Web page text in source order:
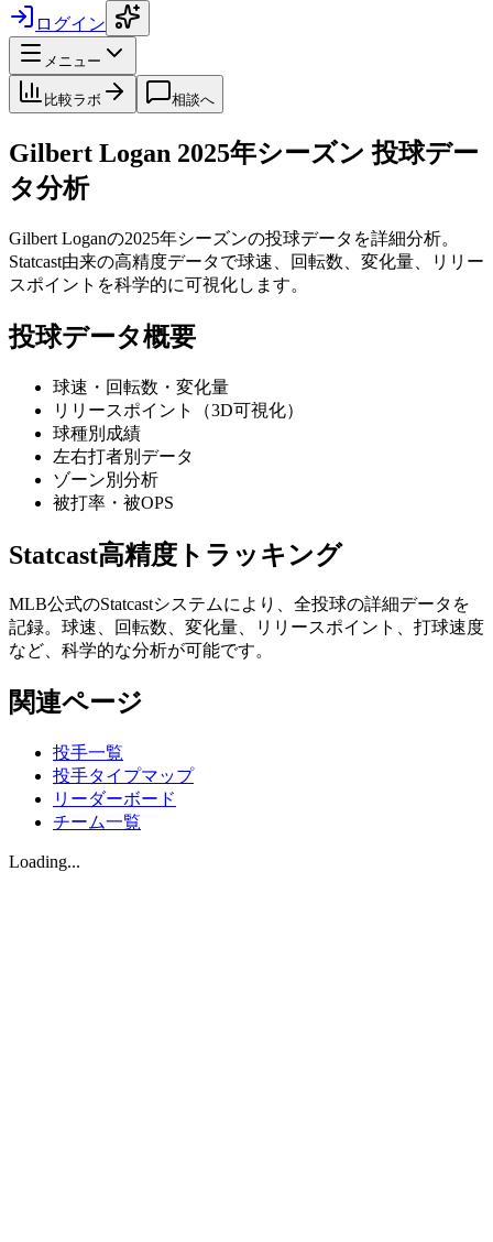
ログイン
メニュー
比較ラボ 相談へ
Gilbert Logan 2025年シーズン 投球デー
タ分析
Gilbert Loganの2025年シーズンの投球データを詳細分析。
Statcast由来の高精度データで球速、回転数、変化量、リリー
スポイントを科学的に可視化します。
投球データ概要
球速・回転数・変化量
リリースポイント（3D可視化）
球種別成績
左右打者別データ
ゾーン別分析
被打率・被OPS
Statcast高精度トラッキング
MLB公式のStatcastシステムにより、全投球の詳細データを
記録。球速、回転数、変化量、リリースポイント、打球速度
など、科学的な分析が可能です。
関連ページ
投手一覧
投手タイプマップ
リーダーボード
チーム一覧
Loading...